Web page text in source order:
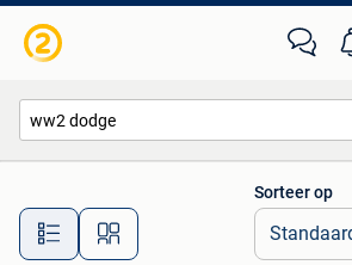
Alle afstanden…
Sorteer op